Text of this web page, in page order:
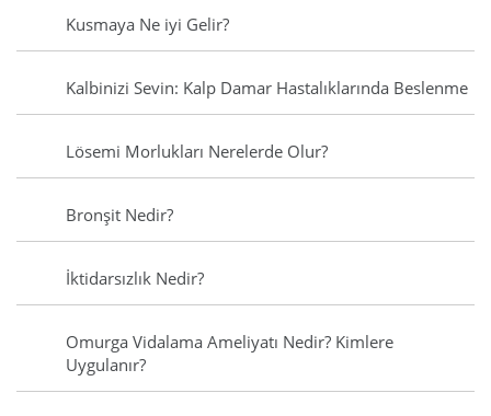
Kusmaya Ne iyi Gelir?
Kalbinizi Sevin: Kalp Damar Hastalıklarında Beslenme
Lösemi Morlukları Nerelerde Olur?
Bronşit Nedir?
İktidarsızlık Nedir?
Omurga Vidalama Ameliyatı Nedir? Kimlere
Uygulanır?